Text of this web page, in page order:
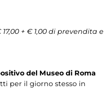
+ € 1,00 di prevendita e
del Museo di Roma
per il giorno stesso in